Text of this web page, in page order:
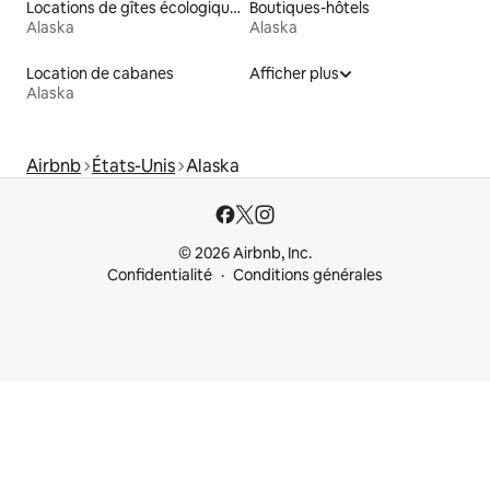
Locations de gîtes écologiques
Alaska
Boutiques-hôtels
Alaska
Location de cabanes
Alaska
Afficher plus
Airbnb États-Unis Alaska
© 2026 Airbnb, Inc.
Confidentialité
Conditions générales